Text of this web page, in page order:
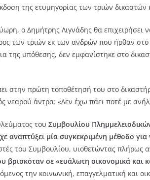
της ετυμηγορίας των τριών
ο Δημήτρης Λιγνάδης θα επιχειρήσει
των τριών εκ των ανδρών που ήρθαν στο
της υπόθεσης, δεν εμφανίστηκε στο
στην πρώτη τοποθέτησή του στο
νεαρού άντρα: «Δεν έχω πάει ποτέ με
του Συμβουλίου
αναπτύξει μία συγκεκριμένη μέθοδο
του Συμβουλίου, υιοθετώντας
βρισκόταν σε «ευάλωτη οικονομικά και
την κοινωνική, επαγγελματική και